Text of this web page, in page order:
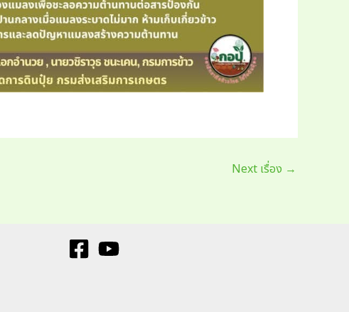
Next เรื่อง →